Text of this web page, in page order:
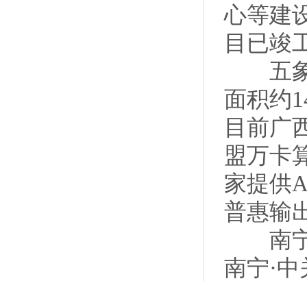
心等建
目已竣
五象
面积约
目前广
盟万卡
家提供
普惠输
南宁·
南宁·